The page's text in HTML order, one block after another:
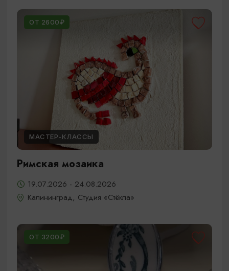
ОТ 2600₽
МАСТЕР-КЛАССЫ
Римская мозаика
19.07.2026 - 24.08.2026
Калининград, Студия «Стёкла»
ОТ 3200₽